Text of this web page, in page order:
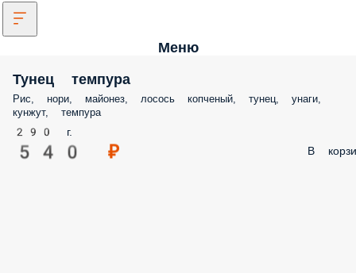
Меню
Тунец темпура
Рис, нори, майонез, лосось копченый, тунец, унаги,
кунжут, темпура
290 г.
540 ₽ В